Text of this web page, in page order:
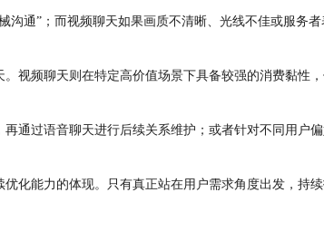
通”；而视频聊天如果画质不清晰、光线不佳或服务
视频聊天则在特定高价值场景下具备较强的消费黏性
通过语音聊天进行后续关系维护；或者针对不同用户
化能力的体现。只有真正站在用户需求角度出发，持